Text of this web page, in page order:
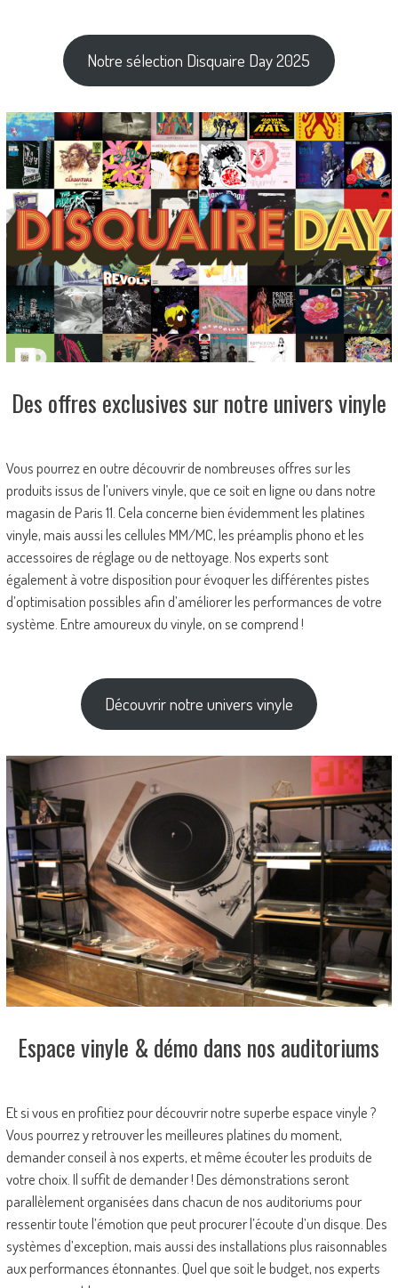
Notre sélection Disquaire Day 2025
Des offres exclusives sur notre univers vinyle
Vous pourrez en outre découvrir de nombreuses offres sur les
produits issus de l’univers vinyle, que ce soit en ligne ou dans notre
magasin de Paris 11. Cela concerne bien évidemment les platines
vinyle, mais aussi les cellules MM/MC, les préamplis phono et les
accessoires de réglage ou de nettoyage. Nos experts sont
également à votre disposition pour évoquer les différentes pistes
d’optimisation possibles afin d’améliorer les performances de votre
système. Entre amoureux du vinyle, on se comprend !
Découvrir notre univers vinyle
Espace vinyle & démo dans nos auditoriums
Et si vous en profitiez pour découvrir notre superbe espace vinyle ?
Vous pourrez y retrouver les meilleures platines du moment,
demander conseil à nos experts, et même écouter les produits de
votre choix. Il suffit de demander ! Des démonstrations seront
parallèlement organisées dans chacun de nos auditoriums pour
ressentir toute l’émotion que peut procurer l’écoute d’un disque. Des
systèmes d’exception, mais aussi des installations plus raisonnables
aux performances étonnantes. Quel que soit le budget, nos experts